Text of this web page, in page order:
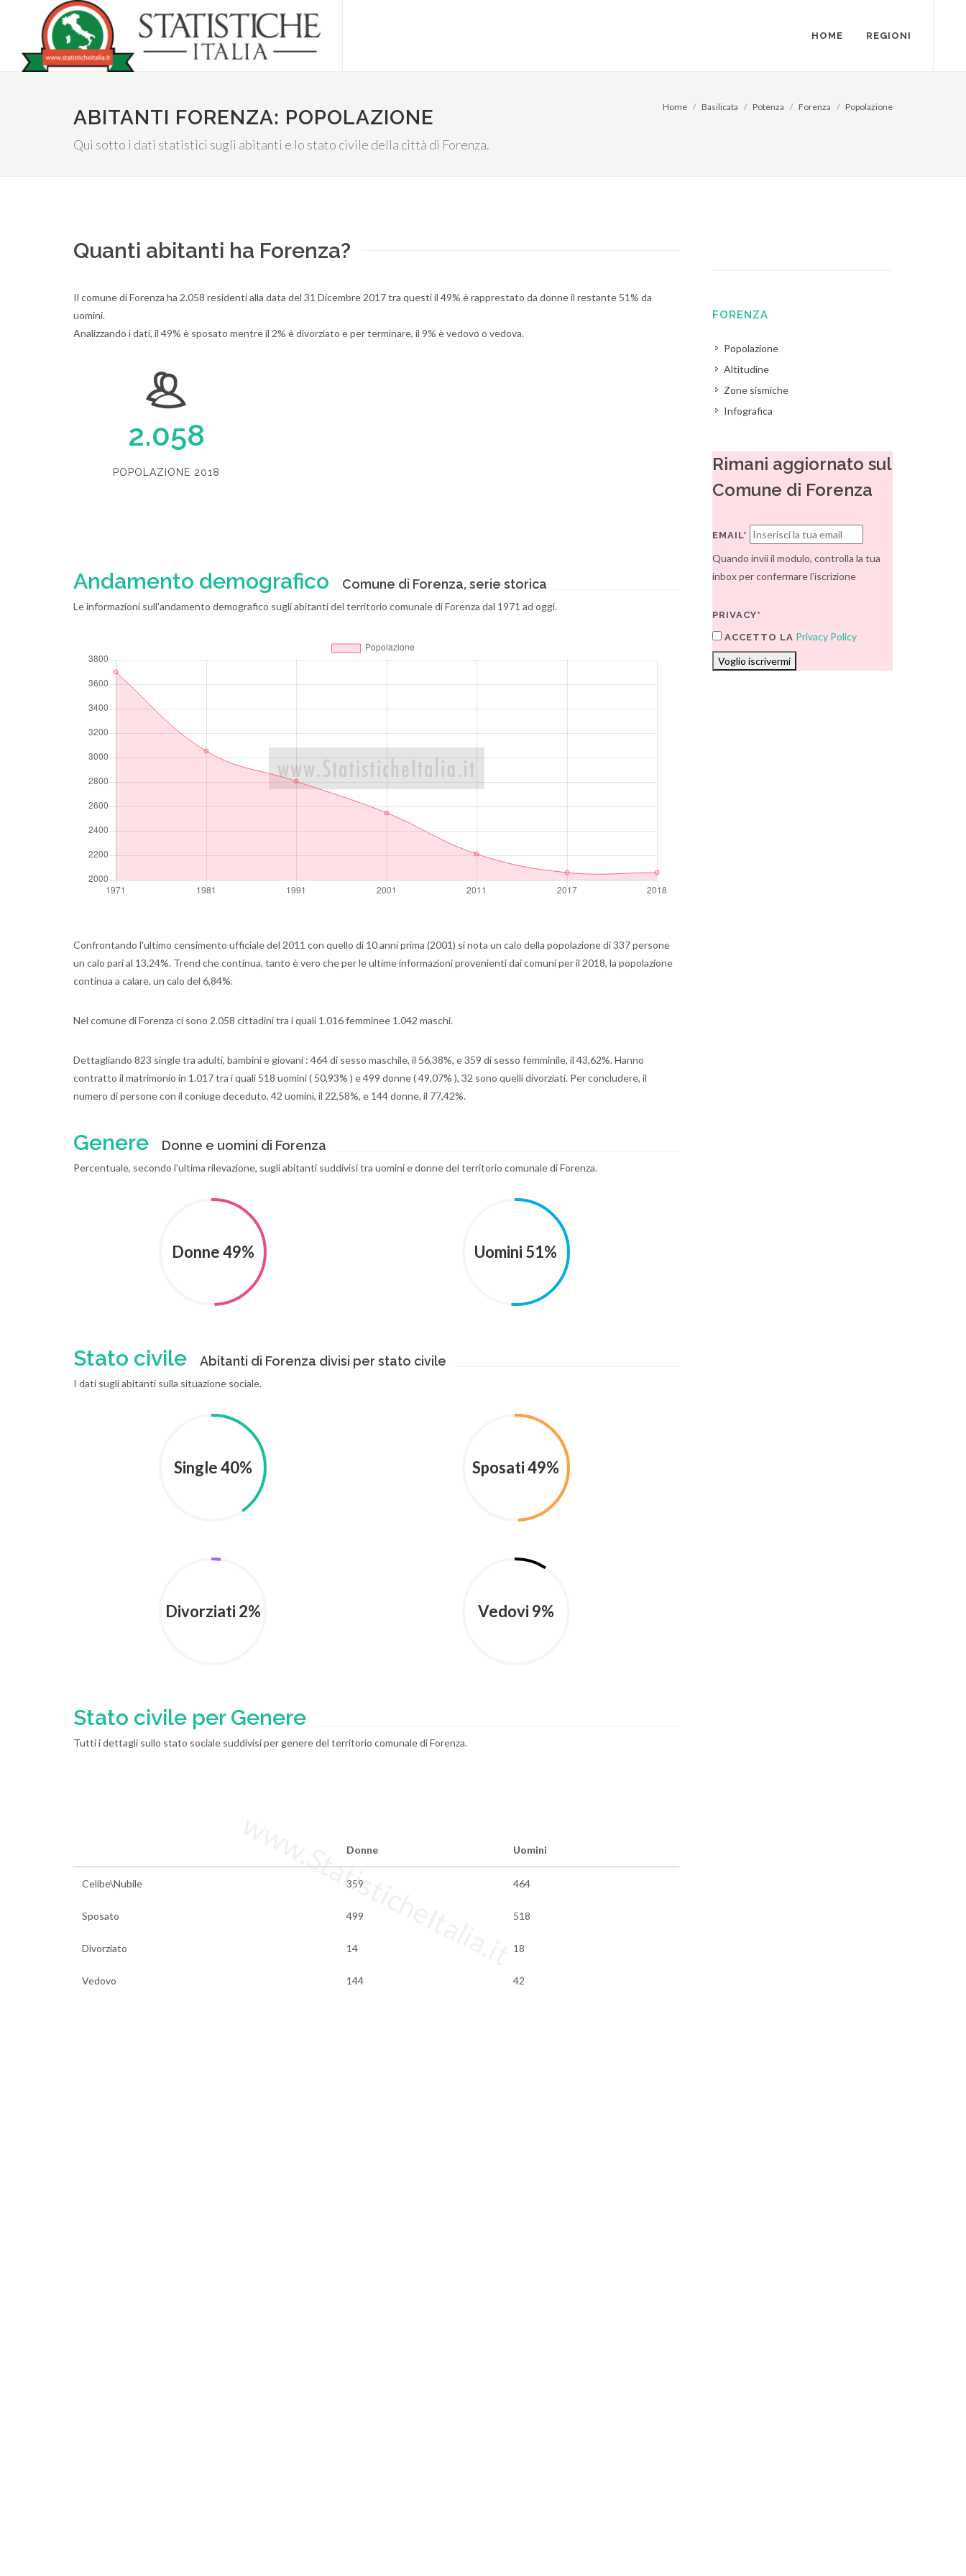
HOME REGIONI
ABITANTI FORENZA: POPOLAZIONE
Qui sotto i dati statistici sugli abitanti e lo stato civile della città di Forenza.
Home Basilicata Potenza Forenza Popolazione
Quanti abitanti ha Forenza?
Il comune di Forenza ha 2.058 residenti alla data del 31 Dicembre 2017 tra questi il 49% è rapprestato da donne il restante 51% da
uomini.
Analizzando i dati, il 49% è sposato mentre il 2% è divorziato e per terminare, il 9% è vedovo o vedova.
2.058
POPOLAZIONE 2018
Andamento demografico Comune di Forenza, serie storica
Le informazioni sull'andamento demografico sugli abitanti del territorio comunale di Forenza dal 1971 ad oggi.
Confrontando l'ultimo censimento ufficiale del 2011 con quello di 10 anni prima (2001) si nota un calo della popolazione di 337 persone
un calo pari al 13,24%. Trend che continua, tanto è vero che per le ultime informazioni provenienti dai comuni per il 2018, la popolazione
continua a calare, un calo del 6,84%.
Nel comune di Forenza ci sono 2.058 cittadini tra i quali 1.016 femminee 1.042 maschi.
Dettagliando 823 single tra adulti, bambini e giovani : 464 di sesso maschile, il 56,38%, e 359 di sesso femminile, il 43,62%. Hanno
contratto il matrimonio in 1.017 tra i quali 518 uomini ( 50,93% ) e 499 donne ( 49,07% ), 32 sono quelli divorziati. Per concludere, il
numero di persone con il coniuge deceduto, 42 uomini, il 22,58%, e 144 donne, il 77,42%.
Genere Donne e uomini di Forenza
Percentuale, secondo l'ultima rilevazione, sugli abitanti suddivisi tra uomini e donne del territorio comunale di Forenza.
Donne 49% Uomini 51%
Stato civile Abitanti di Forenza divisi per stato civile
I dati sugli abitanti sulla situazione sociale.
Single 40% Sposati 49%
Divorziati 2% Vedovi 9%
Stato civile per Genere
Tutti i dettagli sullo stato sociale suddivisi per genere del territorio comunale di Forenza.
Donne Uomini
Celibe\Nubile 359 464
Sposato 499 518
Divorziato 14 18
Vedovo 144 42
www.StatisticheItalia.it
FORENZA
Popolazione
Altitudine
Zone sismiche
Infografica
Rimani aggiornato sul
Comune di Forenza
EMAIL*
Quando invii il modulo, controlla la tua
inbox per confermare l'iscrizione
PRIVACY*
ACCETTO LA Privacy Policy
Voglio iscrivermi